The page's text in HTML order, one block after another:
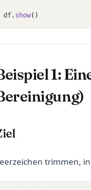
df. show()
1:
trimmen,